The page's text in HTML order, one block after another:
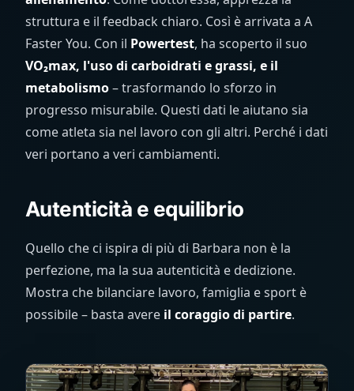
struttura e il feedback chiaro. Così è arrivata a A
Faster You. Con il Powertest, ha scoperto il suo
VO₂max, l'uso di carboidrati e grassi, e il
metabolismo– trasformando lo sforzo in
progresso misurabile. Questi dati le aiutano sia
come atleta sia nel lavoro con gli altri. Perché i dati
veri portano a veri cambiamenti.
Autenticità e equilibrio
Quello che ci ispira di più di Barbara non è la
perfezione, ma la sua autenticità e dedizione.
Mostra che bilanciare lavoro, famiglia e sport è
possibile – basta avere il coraggio di partire.